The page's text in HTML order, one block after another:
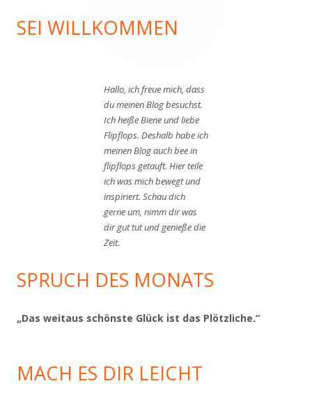
Haupt-
SEI WILLKOMMEN
Hallo, ich freue mich, dass
du meinen Blog besuchst.
Ich heiße Biene und liebe
Flipflops. Deshalb habe ich
meinen Blog auch bee in
flipflops getauft. Hier teile
ich was mich bewegt und
inspiriert. Schau dich
gerne um, nimm dir was
dir gut tut und genieße die
Zeit.
SPRUCH DES MONATS
„Das weitaus schönste Glück ist das Plötzliche.“
MACH ES DIR LEICHT